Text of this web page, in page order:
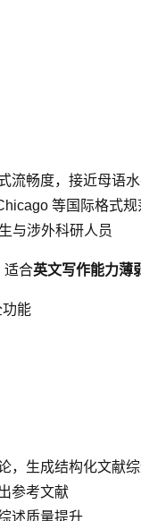
流畅度，接近母语
等国际格式规
与涉外科研人员
适合英文写作能力薄
能
，生成结构化文献
参考文献
述质量提升